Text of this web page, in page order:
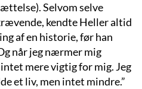
Selvom selve
kendte Heller altid
af en historie, før han
når jeg nærmer mig
mere vigtig for mig. Jeg
et liv, men intet mindre.”